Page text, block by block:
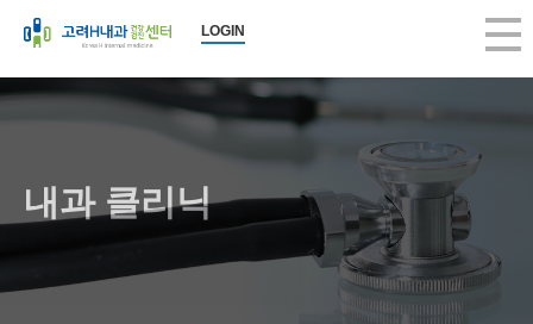
LOGIN
내과 클리닉